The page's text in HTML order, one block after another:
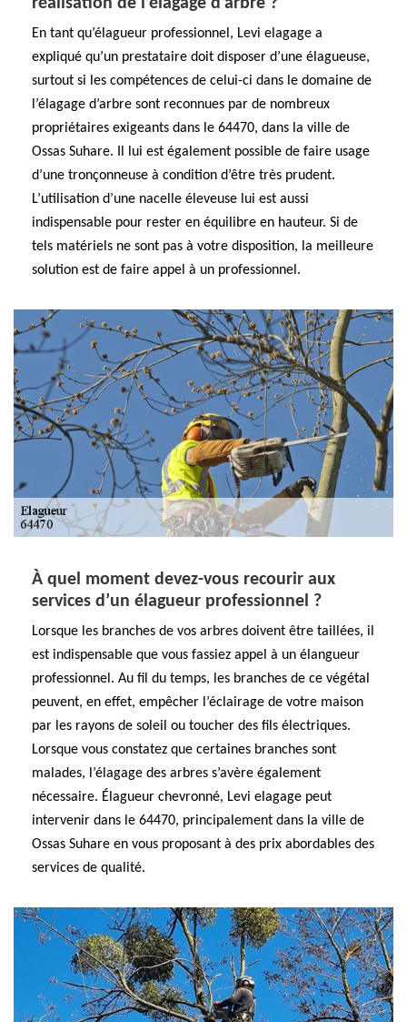
réalisation de l’élagage d’arbre ?
En tant qu’élagueur professionnel, Levi elagage a
expliqué qu’un prestataire doit disposer d’une élagueuse,
surtout si les compétences de celui-ci dans le domaine de
l’élagage d’arbre sont reconnues par de nombreux
propriétaires exigeants dans le 64470, dans la ville de
Ossas Suhare. Il lui est également possible de faire usage
d’une tronçonneuse à condition d’être très prudent.
L’utilisation d’une nacelle éleveuse lui est aussi
indispensable pour rester en équilibre en hauteur. Si de
tels matériels ne sont pas à votre disposition, la meilleure
solution est de faire appel à un professionnel.
À quel moment devez-vous recourir aux
services d’un élagueur professionnel ?
Lorsque les branches de vos arbres doivent être taillées, il
est indispensable que vous fassiez appel à un élangueur
professionnel. Au fil du temps, les branches de ce végétal
peuvent, en effet, empêcher l’éclairage de votre maison
par les rayons de soleil ou toucher des fils électriques.
Lorsque vous constatez que certaines branches sont
malades, l’élagage des arbres s’avère également
nécessaire. Élagueur chevronné, Levi elagage peut
intervenir dans le 64470, principalement dans la ville de
Ossas Suhare en vous proposant à des prix abordables des
services de qualité.